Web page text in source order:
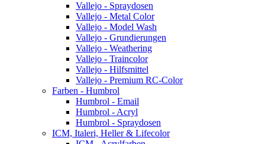
Vallejo - Spraydosen
Vallejo - Metal Color
Vallejo - Model Wash
Vallejo - Grundierungen
Vallejo - Weathering
Vallejo - Traincolor
Vallejo - Hilfsmittel
Vallejo - Premium RC-Color
Farben - Humbrol
Humbrol - Email
Humbrol - Acryl
Humbrol - Spraydosen
ICM, Italeri, Heller & Lifecolor